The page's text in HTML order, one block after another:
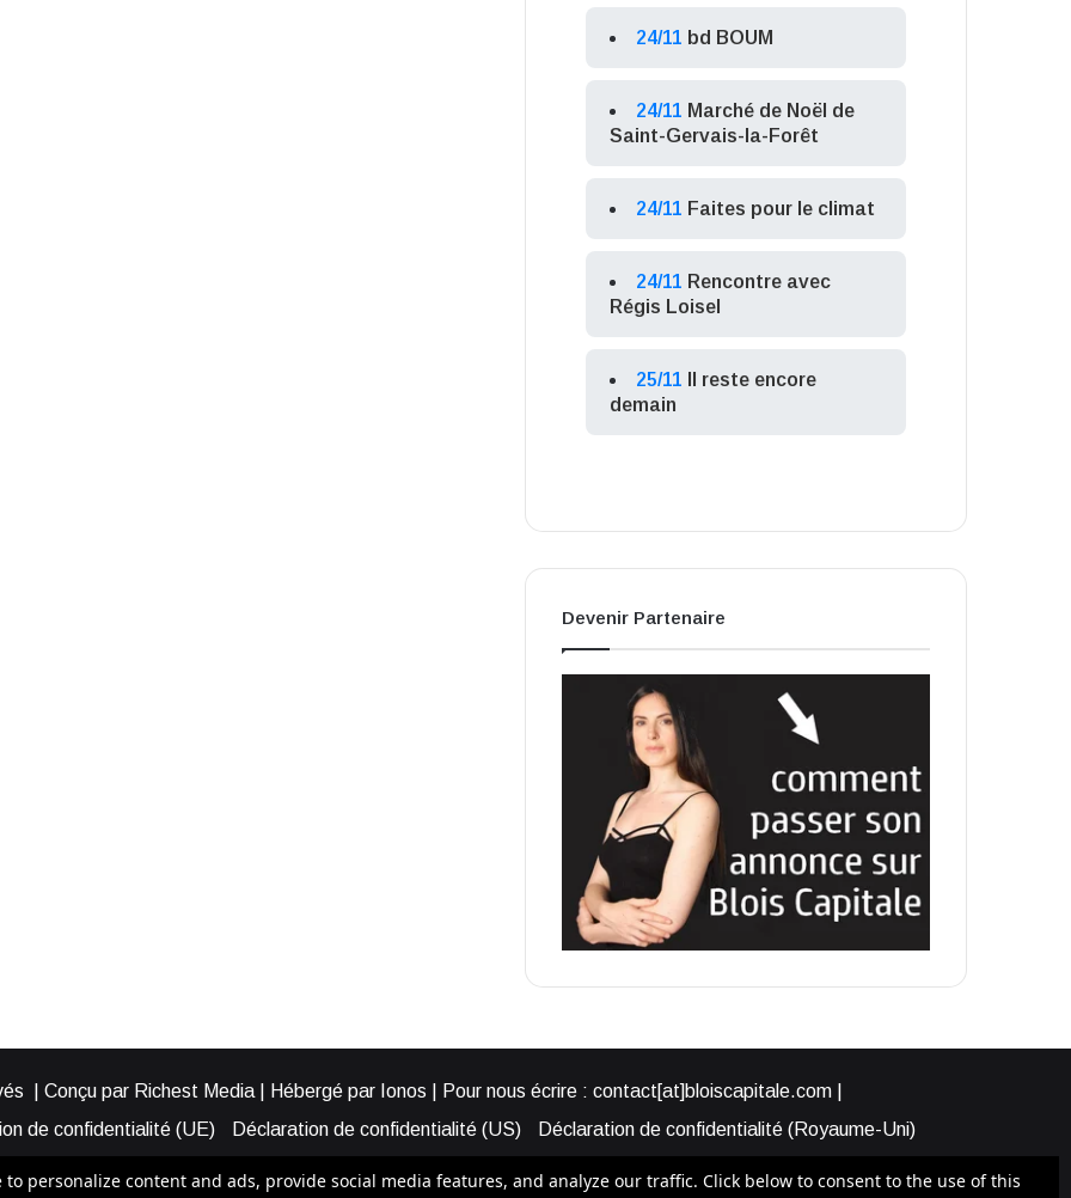
24/11 bd BOUM
24/11 Marché de Noël de
Saint-Gervais-la-Forêt
24/11 Faites pour le climat
24/11 Rencontre avec
Régis Loisel
25/11
Il reste encore
demain
Devenir Partenaire
| Conçu par Richest Media | Hébergé par Ionos | Pour nous écrire : contact[at]bloiscapitale.com |
de confidentialité (UE) Déclaration de confidentialité (US)
Déclaration de confidentialité (Royaume-Uni)
personalize content and ads, provide social media features, and analyze our traffic. Click below to consent to the use of this